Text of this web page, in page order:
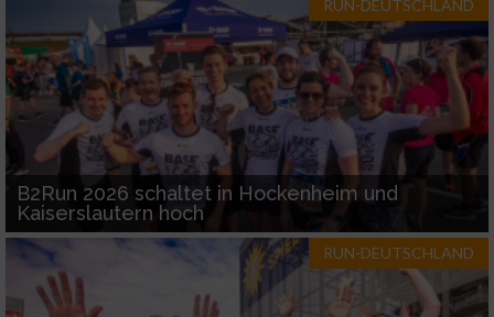
RUN-DEUTSCHLAND
B2Run 2026 schaltet in Hockenheim und
Kaiserslautern hoch
RUN-DEUTSCHLAND